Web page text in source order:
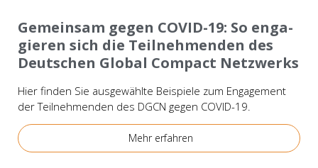
Gemein­sam gegen COVID-19: So enga­
gie­ren sich die Teil­neh­men­den des
Deut­schen Glo­bal Com­pact Netz­werks
Hier fin­den Sie aus­ge­wähl­te Bei­spie­le zum Enga­ge­ment
der Teil­neh­men­den des DGCN gegen COVID-19.
Mehr erfah­ren